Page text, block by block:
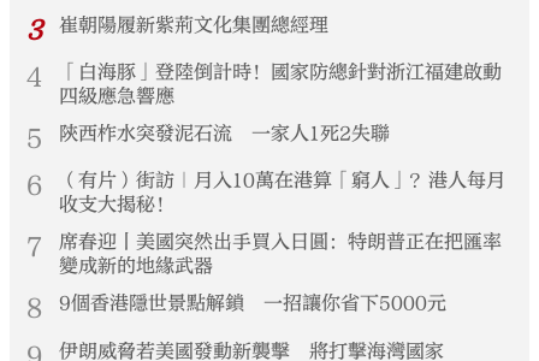
3 崔朝陽履新紫荊文化集團總經理
4
「白海豚」登陸倒計時！國家防總針對浙江福建啟動
四級應急響應
5 陝西柞水突發泥石流 一家人1死2失聯
6
（有片）街訪｜月入10萬在港算「窮人」？港人每月
收支大揭秘！
7
席春迎丨美國突然出手買入日圓：特朗普正在把匯率
變成新的地緣武器
8 9個香港隱世景點解鎖 一招讓你省下5000元
伊朗威脅若美國發動新襲擊 將打擊海灣國家